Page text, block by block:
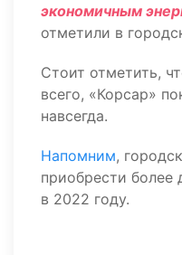
экономичным
отметили в
Стоит отметить,
всего, «Корсар»
навсегда.
Напомним,
приобрести более
в 2022 году.